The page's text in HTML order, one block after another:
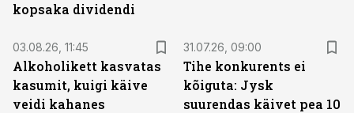
kopsaka dividendi
03.08.26, 11:45
Alkoholikett kasvatas
kasumit, kuigi käive
veidi kahanes
31.07.26, 09:00
Tihe konkurents ei
kõiguta: Jysk
suurendas käivet pea 10